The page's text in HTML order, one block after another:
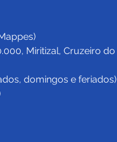
Miritizal, Cruzeiro do
domingos e feriados)